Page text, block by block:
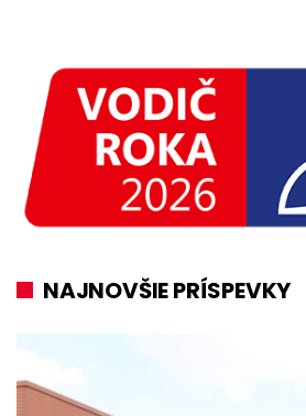
NAJNOVŠIE PRÍSPEVKY